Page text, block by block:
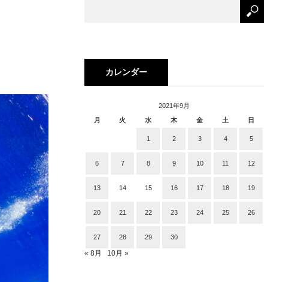
カレンダー
2021年9月
月
火 水 木 金 土 日
1 2 3 4 5
6 7 8 9 10 11 12
13 14 15 16 17 18 19
20 21 22 23 24 25 26
27 28 29 30
« 8月 10月 »